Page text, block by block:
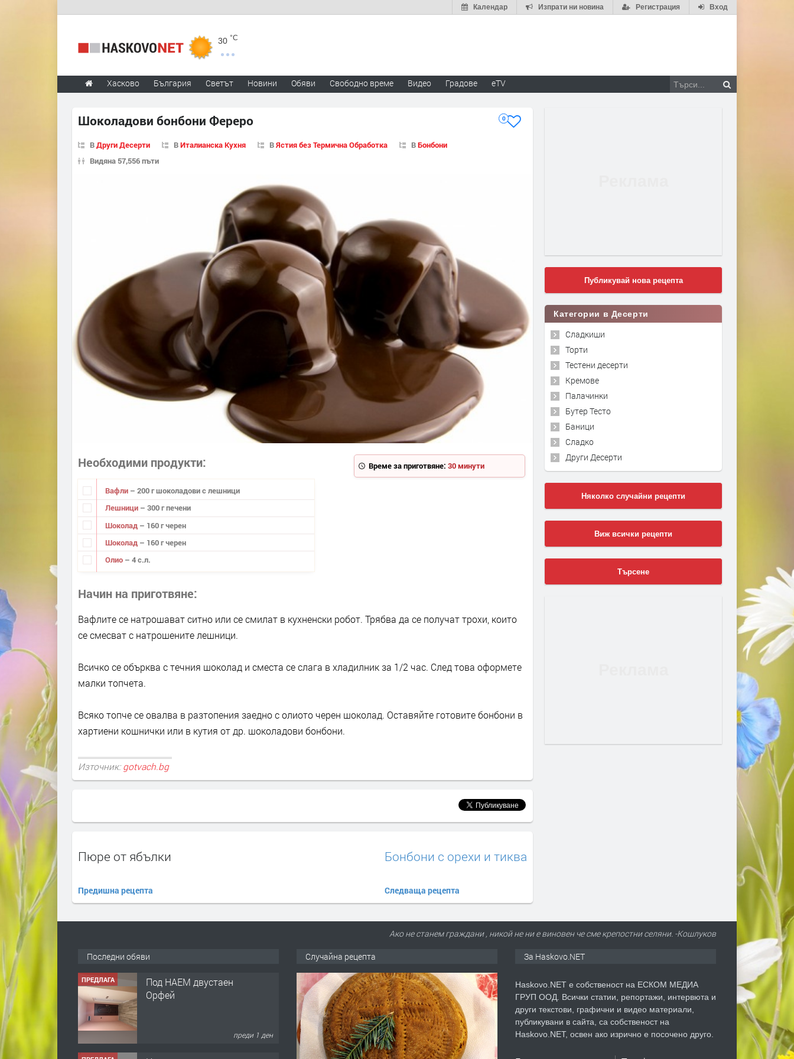
Вход
Регистрация
Изпрати ни новина
Календар
30 °C
Хасково България Светът Новини Обяви Свободно време Видео Градове eTV
Шоколадови бонбони Фереро 0
ВДруги Десерти ВИталианска Кухня ВЯстия без Термична Обработка ВБонбони
Видяна 57,556 пъти
Време за приготвяне: 30 минути
Необходими продукти
Вафли – 200 г шоколадови с лешници
Лешници – 300 г печени
Шоколад – 160 г черен
Шоколад – 160 г черен
Олио – 4 с.л.
Начин на приготвяне
Вафлите се натрошават ситно или се смилат в кухненски робот. Трябва да се получат трохи, които
се смесват с натрошените лешници.
Всичко се обърква с течния шоколад и сместа се слага в хладилник за 1/2 час. След това оформете
малки топчета.
Всяко топче се овалва в разтопения заедно с олиото черен шоколад. Оставяйте готовите бонбони в
хартиени кошнички или в кутия от др. шоколадови бонбони.
Източник: gotvach.bg
Пюре от ябълки
Предишна рецепта
Бонбони с орехи и тиква
Следваща рецепта
Публикувай нова рецепта
Категории в Десерти
Сладкиши
Торти
Тестени десерти
Кремове
Палачинки
Бутер Тесто
Баници
Сладко
Други Десерти
Няколко случайни рецепти
Виж всички рецепти
Търсене
Ако не станем граждани , никой не ни е виновен че сме крепостни селяни. -Кошлуков
Последни обяви
ПРЕДЛАГА
Под НАЕМ двустаен
Орфей
преди 1 ден
Случайна рецепта За Haskovo.NET
Haskovo.NET е собственост на ЕСКОМ МЕДИА
ГРУП ООД. Всички статии, репортажи, интервюта и
други текстови, графични и видео материали,
публикувани в сайта, са собственост на
Haskovo.NET, освен ако изрично е посочено друго.